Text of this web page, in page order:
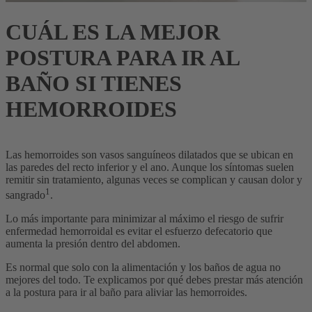
CUÁL ES LA MEJOR
POSTURA PARA IR AL
BAÑO SI TIENES
HEMORROIDES
Las hemorroides son vasos sanguíneos dilatados que se ubican en
las paredes del recto inferior y el ano. Aunque los síntomas suelen
remitir sin tratamiento, algunas veces se complican y causan dolor y
sangrado1 .
Lo más importante para minimizar al máximo el riesgo de sufrir
enfermedad hemorroidal es evitar el esfuerzo defecatorio que
aumenta la presión dentro del abdomen.
Es normal que solo con la alimentación y los baños de agua no
mejores del todo. Te explicamos por qué debes prestar más atención
a la postura para ir al baño para aliviar las hemorroides.